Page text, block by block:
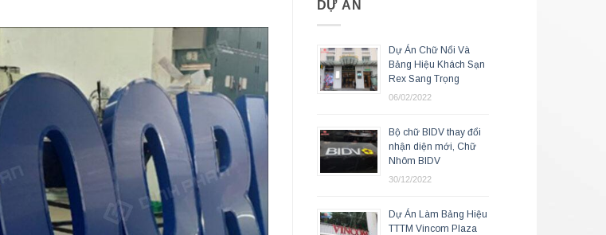
DỰ ÁN
Dự Án Chữ Nổi Và
Bảng Hiệu Khách Sạn
Rex Sang Trọng
06/02/2022
Bộ chữ BIDV thay đổi
nhận diện mới, Chữ
Nhôm BIDV
30/12/2022
Dự Án Làm Bảng Hiệu
TTTM Vincom Plaza